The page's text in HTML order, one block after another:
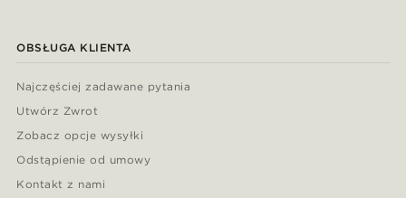
OBSŁUGA KLIENTA
Najczęściej zadawane pytania
Utwórz Zwrot
Zobacz opcje wysyłki
Odstąpienie od umowy
Kontakt z nami